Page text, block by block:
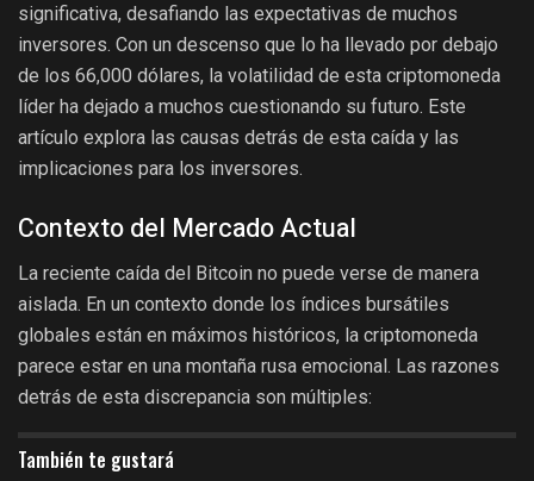
significativa, desafiando las expectativas de muchos
inversores. Con un descenso que lo ha llevado por debajo
de los 66,000 dólares, la volatilidad de esta criptomoneda
líder ha dejado a muchos cuestionando su futuro. Este
artículo explora las causas detrás de esta caída y las
implicaciones para los inversores.
Contexto del Mercado Actual
La reciente caída del Bitcoin no puede verse de manera
aislada. En un contexto donde los índices bursátiles
globales están en máximos históricos, la criptomoneda
parece estar en una montaña rusa emocional. Las razones
detrás de esta discrepancia son múltiples:
También te gustará